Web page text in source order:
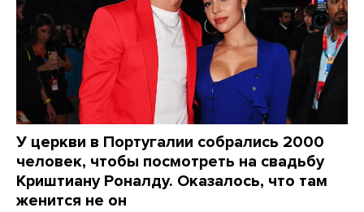
У церкви в Португалии собрались 2000
человек, чтобы посмотреть на свадьбу
Криштиану Роналду. Оказалось, что там
женится не он